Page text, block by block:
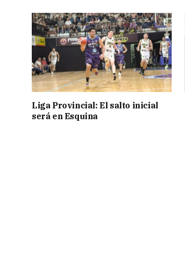
Liga Provincial: El salto inicial
será en Esquina